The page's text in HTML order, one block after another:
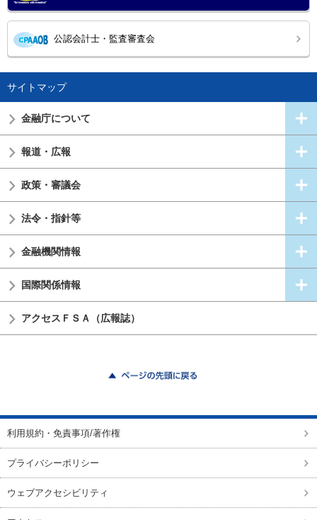
公認会計士・監査審査会
サイトマップ
金融庁について
報道・広報
政策・審議会
法令・指針等
金融機関情報
国際関係情報
アクセスＦＳＡ（広報誌）
利用規約・免責事項/著作権
プライバシーポリシー
ウェブアクセシビリティ